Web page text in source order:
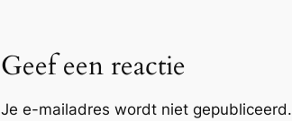
Geef een reactie
Je e-mailadres wordt niet gepubliceerd.